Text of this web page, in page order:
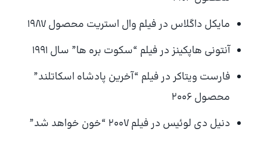
مایکل داگلاس در فیلم وال استریت محصول 1987
آنتونی هاپکینز در فیلم “سکوت بره ها” سال 1991
فارست ویتاکر در فیلم “آخرین پادشاه اسکاتلند”
محصول 2006
دنیل دی لوئیس در فیلم 2007 “خون خواهد شد”